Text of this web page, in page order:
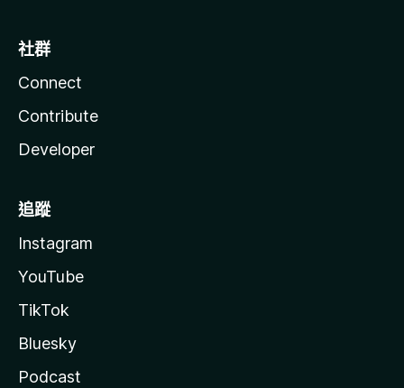
社群
Connect
Contribute
Developer
追蹤
Instagram
YouTube
TikTok
Bluesky
Podcast